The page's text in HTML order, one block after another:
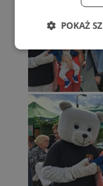
POKAŻ
Niezbędne